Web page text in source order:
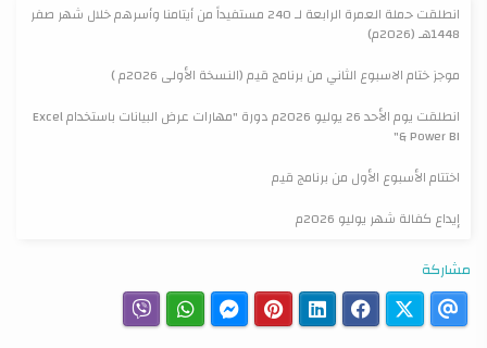
انطلقت حملة العمرة الرابعة لـ 240 مستفيداً من أيتامنا وأسرهم خلال شهر صفر
1448هـ (2026م)
موجز ختام الاسبوع الثاني من برنامج قيم (النسخة الأولى 2026م )
انطلقت يوم الأحد 26 يوليو 2026م دورة "مهارات عرض البيانات باستخدام Excel
& Power BI"
اختتام الأسبوع الأول من برنامج قيم
إيداع كفالة شهر يوليو 2026م
مشاركة